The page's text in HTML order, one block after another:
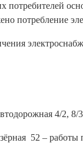
потребителей
потребление
4/2, 8/
52 – работы